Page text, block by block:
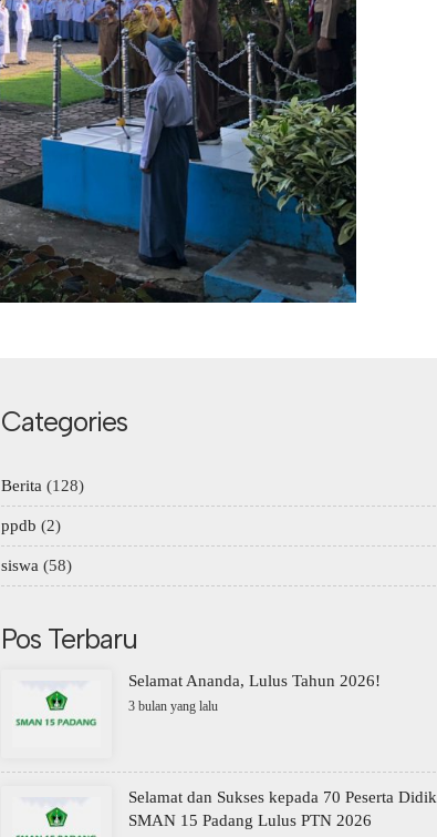
Categories
Berita (128)
ppdb (2)
siswa (58)
Pos Terbaru
Selamat Ananda, Lulus Tahun 2026!
3 bulan yang lalu
Selamat dan Sukses kepada 70 Peserta Didik
SMAN 15 Padang Lulus PTN 2026